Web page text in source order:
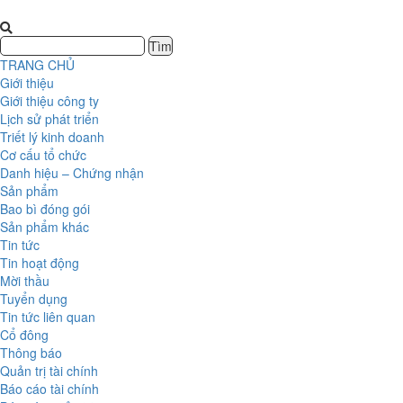
TRANG CHỦ
Giới thiệu
Giới thiệu công ty
Lịch sử phát triển
Triết lý kinh doanh
Cơ cấu tổ chức
Danh hiệu – Chứng nhận
Sản phẩm
Bao bì đóng gói
Sản phẩm khác
Tin tức
Tin hoạt động
Mời thầu
Tuyển dụng
Tin tức liên quan
Cổ đông
Thông báo
Quản trị tài chính
Báo cáo tài chính